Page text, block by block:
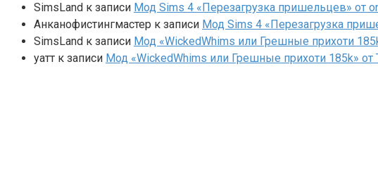
SimsLand к записи Мод Sims 4 «Перезагрузка пришельцев» от
Анканофистингмастер к записи Мод Sims 4 «Перезагрузка
SimsLand к записи Мод «WickedWhims или Грешные прихоти
yaтт к записи Мод «WickedWhims или Грешные прихоти 185k» от